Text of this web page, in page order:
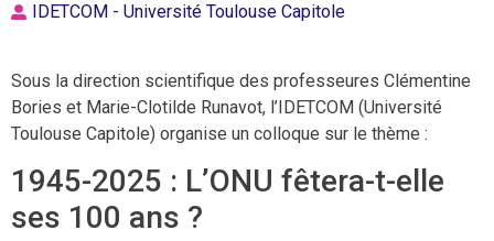
IDETCOM - Université Toulouse Capitole
Sous la direction scientifique des professeures Clémentine
Bories et Marie-Clotilde Runavot, l’IDETCOM (Université
Toulouse Capitole) organise un colloque sur le thème :
1945-2025 : L’ONU fêtera-t-elle
ses 100 ans ?